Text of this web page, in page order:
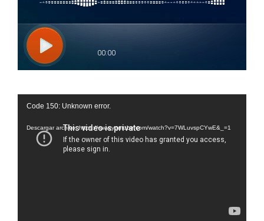
Reproductor
vídeo
Code 150: Unknown error.
Descargar archivo: https://www.youtube.com/watch?v=7WLuvspCYwE&_=1